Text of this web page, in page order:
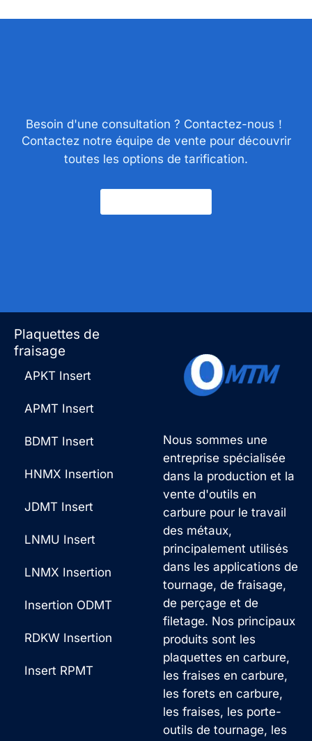
Besoin d'une consultation ? Contactez-nous！
Contactez notre équipe de vente pour découvrir
toutes les options de tarification.
Nous sommes une
entreprise spécialisée
dans la production et la
vente d'outils en
carbure pour le travail
des métaux,
principalement utilisés
dans les applications de
tournage, de fraisage,
de perçage et de
filetage. Nos principaux
produits sont les
plaquettes en carbure,
les fraises en carbure,
les forets en carbure,
les fraises, les porte-
outils de tournage, les
Plaquettes de
fraisage
APKT Insert
APMT Insert
BDMT Insert
HNMX Insertion
JDMT Insert
LNMU Insert
LNMX Insertion
Insertion ODMT
RDKW Insertion
Insert RPMT